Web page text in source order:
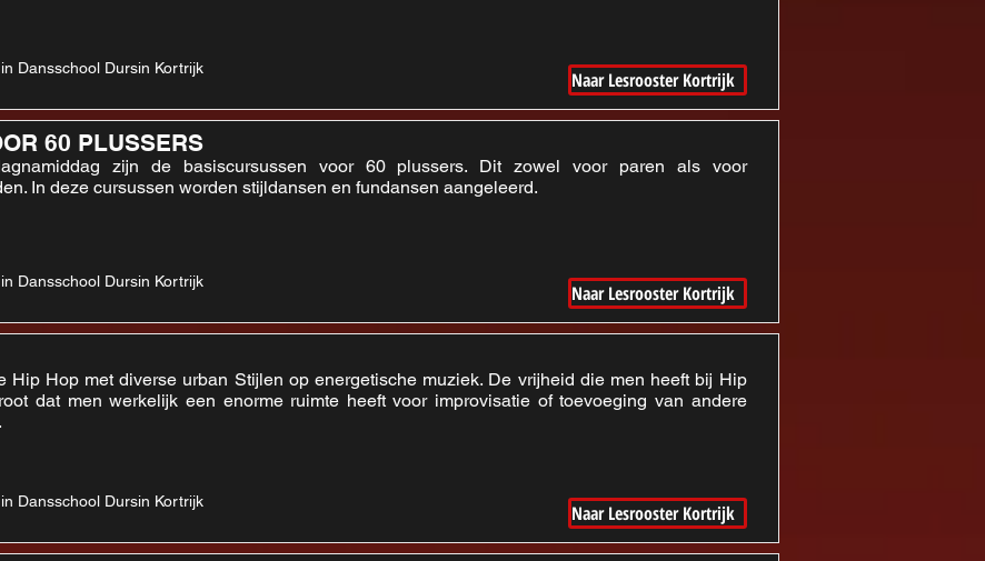
Dansschool Dursin Kortrijk Naar Lesrooster Kortrijk
60 PLUSSERS
zijn de basiscursussen voor 60 plussers. Dit zowel voor paren als voor
In deze cursussen worden stijldansen en fundansen aangeleerd.
Dansschool Dursin Kortrijk Naar Lesrooster Kortrijk
Hip Hop met diverse urban Stijlen op energetische muziek. De vrijheid die men heeft bij Hip
dat men werkelijk een enorme ruimte heeft voor improvisatie of toevoeging van andere
Dansschool Dursin Kortrijk Naar Lesrooster Kortrijk